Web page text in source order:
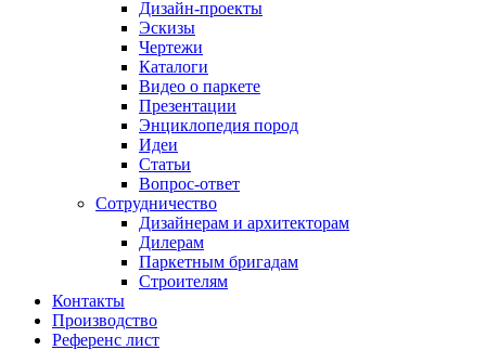
Дизайн-проекты
Эскизы
Чертежи
Каталоги
Видео о паркете
Презентации
Энциклопедия пород
Идеи
Статьи
Вопрос-ответ
Сотрудничество
Дизайнерам и архитекторам
Дилерам
Паркетным бригадам
Строителям
Контакты
Производство
Референс лист